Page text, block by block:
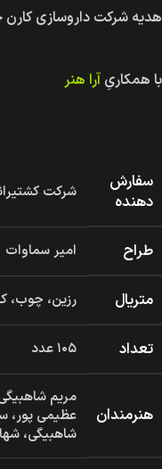
هدیه شرکت داروسازی کارن
با همکاریِ آرا هنر
سفارش
دهنده
شرکت
طراح امیر سماوات
متریال رزین، چوب،
تعداد ۱۰۵ عدد
هنرمندان
مریم
عظیمی پور،
شاهبیگی،